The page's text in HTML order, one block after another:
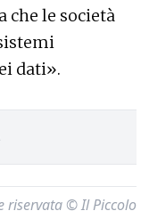
che le società
dati».
riservata © Il Piccolo